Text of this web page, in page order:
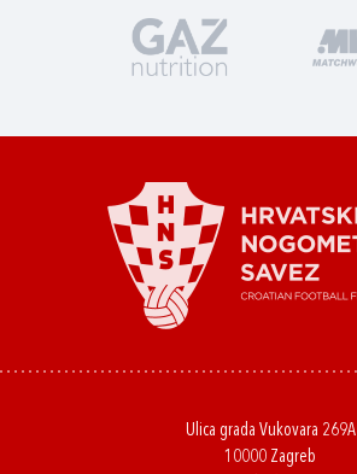
Ulica grada Vukovara 269A
10000 Zagreb